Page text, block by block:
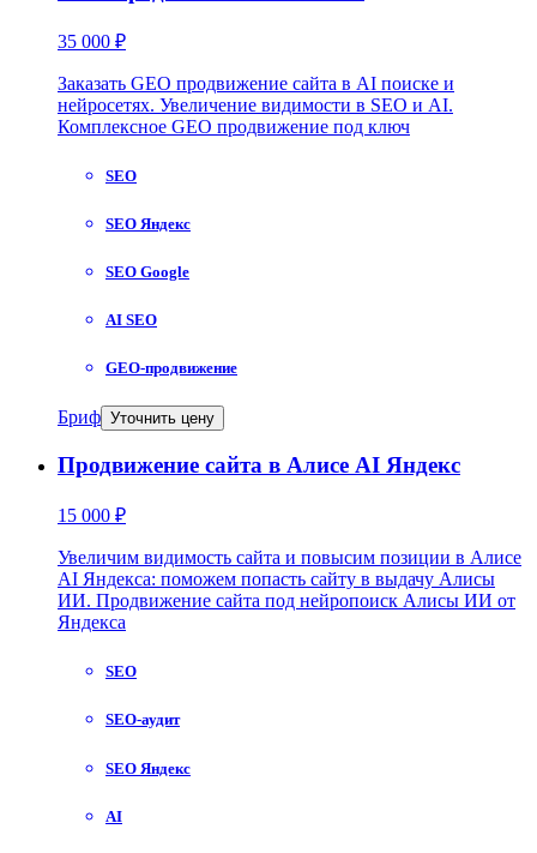
35 000 ₽
Заказать GEO продвижение сайта в AI поиске и
нейросетях. Увеличение видимости в SEO и AI.
Комплексное GEO продвижение под ключ
SEO
SEO Яндекс
SEO Google
AI SEO
GEO-продвижение
Бриф Уточнить цену
Продвижение сайта в Алисе AI Яндекс
15 000 ₽
Увеличим видимость сайта и повысим позиции в Алисе
AI Яндекса: поможем попасть сайту в выдачу Алисы
ИИ. Продвижение сайта под нейропоиск Алисы ИИ от
Яндекса
SEO
SEO-аудит
SEO Яндекс
AI